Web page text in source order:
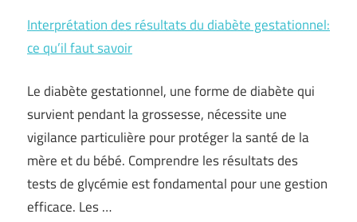
Interprétation des résultats du diabète gestationnel:
ce qu’il faut savoir
Le diabète gestationnel, une forme de diabète qui
survient pendant la grossesse, nécessite une
vigilance particulière pour protéger la santé de la
mère et du bébé. Comprendre les résultats des
tests de glycémie est fondamental pour une gestion
efficace. Les …